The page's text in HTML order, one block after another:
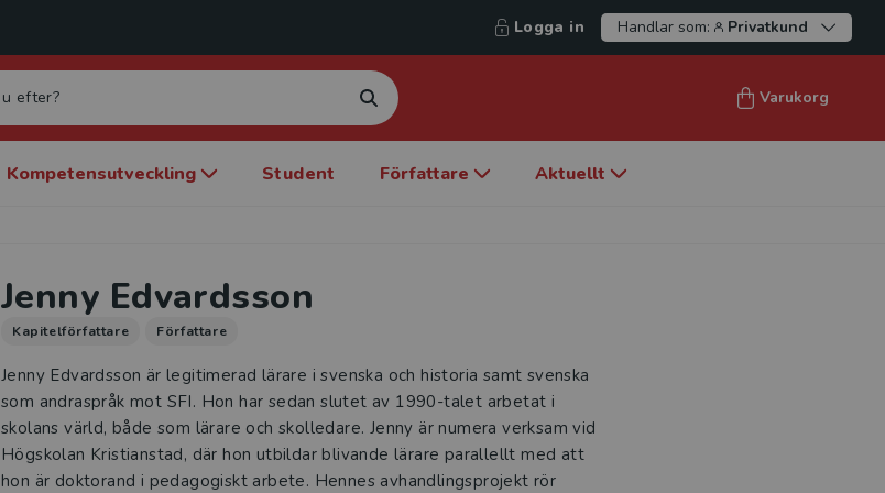
Logga in Handlar som: Privatkund
Varukorg
Kompetensutveckling Student Författare Aktuellt
Jenny Edvardsson
Kapitelförfattare Författare
Jenny Edvardsson är legitimerad lärare i svenska och historia samt svenska
som andraspråk mot SFI. Hon har sedan slutet av 1990-talet arbetat i
skolans värld, både som lärare och skolledare. Jenny är numera verksam vid
Högskolan Kristianstad, där hon utbildar blivande lärare parallellt med att
hon är doktorand i pedagogiskt arbete. Hennes avhandlingsprojekt rör